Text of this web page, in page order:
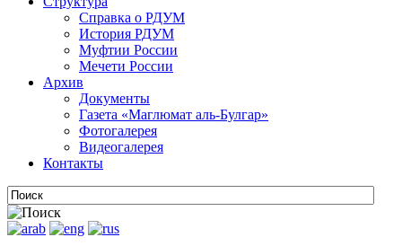
Справка о РДУМ
История РДУМ
Муфтии России
Мечети России
Архив
Документы
Газета «Маглюмат аль-Булгар»
Фотогалерея
Видеогалерея
Контакты